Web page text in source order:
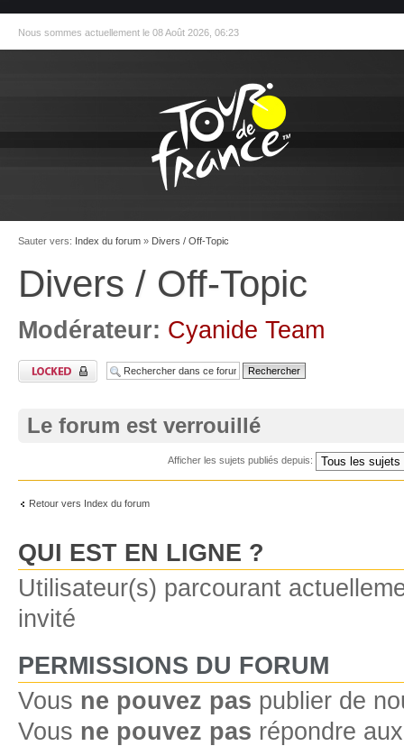
Nous sommes actuellement le 08 Août 2026, 06:23
Sauter vers: Index du forum » Divers / Off-Topic
Divers / Off-Topic
Modérateur: Cyanide Team
Le forum est verrouillé
Afficher les sujets publiés depuis:
Retour vers Index du forum
QUI EST EN LIGNE ?
Utilisateur(s) parcourant
invité
PERMISSIONS DU FORUM
Vous ne pouvez pas publier de
Vous ne pouvez pas répondre